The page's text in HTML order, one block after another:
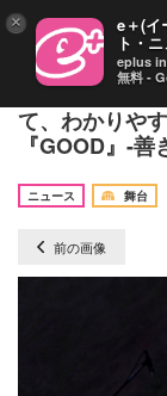
佐藤隆太「生
て、わかりや
『GOOD』-
ニュース
舞台
前の画像
× e＋(イ
ト・
eplus
無料 -